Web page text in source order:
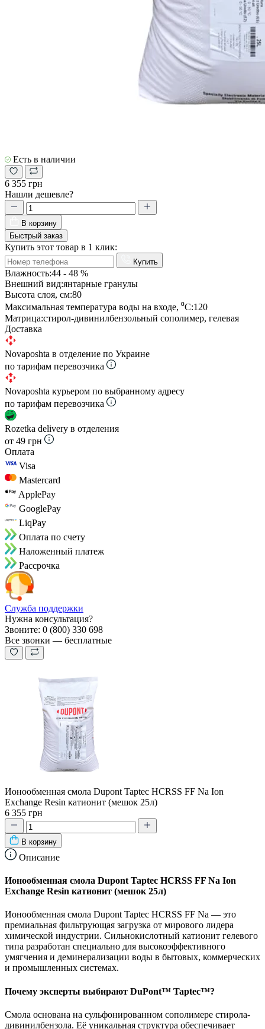
Есть в наличии
6 355 грн
Нашли дешевле?
В корзину
Быстрый заказ
Купить этот товар в 1 клик:
Купить
Влажность:44 - 48 %
Внешний вид:янтарные гранулы
Высота слоя, см:80
Максимальная температура воды на входе, ⁰С:120
Матрица:стирол-дивинилбензольный сополимер, гелевая
Доставка
Novaposhta в отделение по Украине
по тарифам перевозчика
Novaposhta курьером по выбранному адресу
по тарифам перевозчика
Rozetka delivery в отделения
от 49 грн
Оплата
Visa
Mastercard
ApplePay
GooglePay
LiqPay
Оплата по счету
Наложенный платеж
Рассрочка
Служба поддержки
Нужна консультация?
Звоните: 0 (800) 330 698
Все звонки — бесплатные
Ионообменная смола Dupont Taptec HCRSS FF Na Ion
Exchange Resin катионит (мешок 25л)
6 355 грн
В корзину
Описание
Ионообменная смола Dupont Taptec HCRSS FF Na Ion
Exchange Resin катионит (мешок 25л)
Ионообменная смола Dupont Taptec HCRSS FF Na — это
премиальная фильтрующая загрузка от мирового лидера
химической индустрии. Сильнокислотный катионит гелевого
типа разработан специально для высокоэффективного
умягчения и деминерализации воды в бытовых, коммерческих
и промышленных системах.
Почему эксперты выбирают DuPont™ Taptec™?
Смола основана на сульфонированном сополимере стирола-
дивинилбензола. Её уникальная структура обеспечивает